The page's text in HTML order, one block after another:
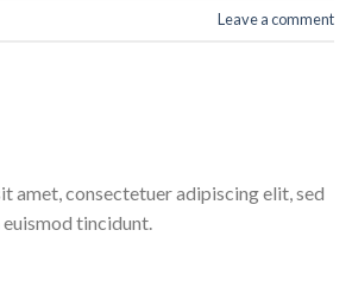
Leave a comment
amet, consectetuer adipiscing elit, sed
tincidunt.